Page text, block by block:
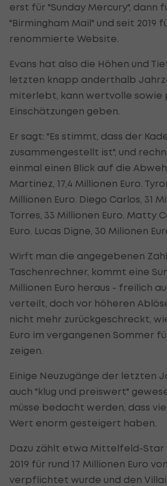
erst für "Sunday Mercury", dann
"Birmingham Mail" und seit 2019
renommierte Website.
Evans hat also die Höhen und
letzten knapp anderthalb
miterlebt, kann wertvolle sowie
Einschätzungen geben.
Er sagt: "Es stimmt, dass der
zusammengestellt ist", und
einmal einen Blick auf die
Martinez, 17,4 Millionen Euro.
Millionen Euro. Diego Carlos, 31
Torres, 33 Millionen Euro. Matty
Euro. Lucas Digne, 30 Milionen
Wirft man die angegebenen
Taschenrechner, kommt eine
Millionen Euro heraus - freilich
verteilt, doch vor höheren
nicht mehr zurückgeschreckt,
Euro im vergangenen Sommer
zeigen.
Einige Neuzugänge der letzten
auch "klug und preiswert"
müsse bedacht werden, dass
Wert enorm gesteigert haben.
Dazu zählt etwa Mittelfeld-Star
2019 für rund 17 Millionen Euro von
verpflichtet wurde und den